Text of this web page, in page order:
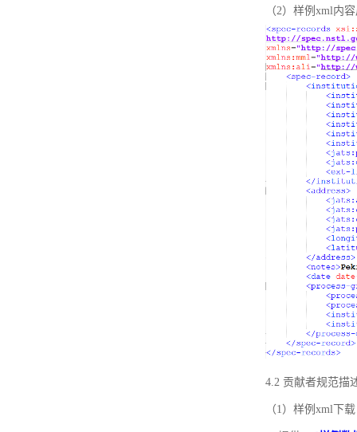
（2）样例xml内
4.2 贡献者规范描
（1）样例xml下载